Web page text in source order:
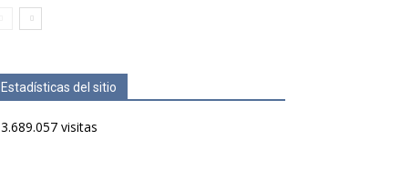
Estadísticas del sitio
3.689.057 visitas